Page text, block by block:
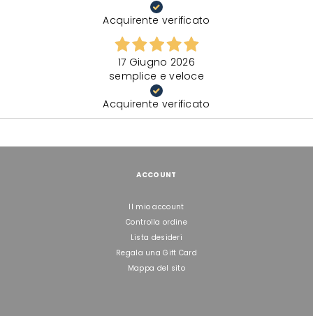
Acquirente verificato
17 Giugno 2026
semplice e veloce
Acquirente verificato
ACCOUNT
Il mio account
Controlla ordine
Lista desideri
Regala una Gift Card
Mappa del sito